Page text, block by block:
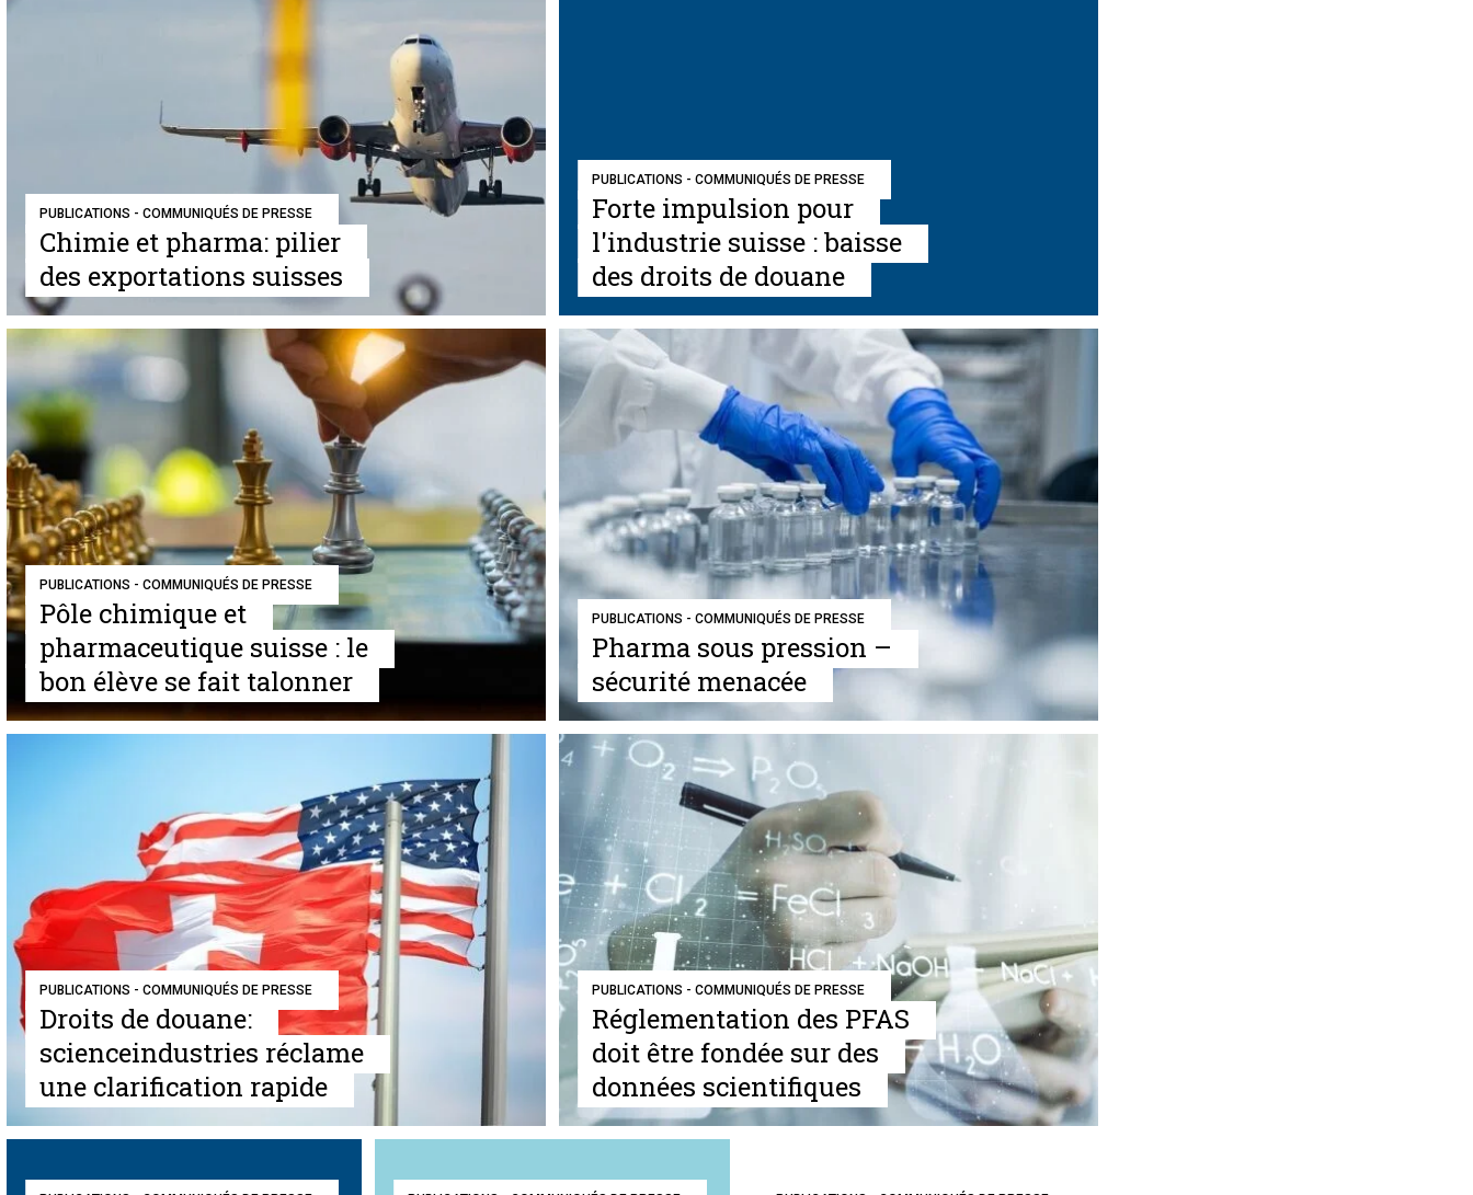
PUBLICATIONS - COMMUNIQUÉS DE PRESSE
Chimie et pharma: pilier
des exportations suisses
PUBLICATIONS - COMMUNIQUÉS DE PRESSE
Forte impulsion pour
l'industrie suisse : baisse
des droits de douane
PUBLICATIONS - COMMUNIQUÉS DE PRESSE
Pôle chimique et
pharmaceutique suisse : le
bon élève se fait talonner
PUBLICATIONS - COMMUNIQUÉS DE PRESSE
Pharma sous pression –
sécurité menacée
PUBLICATIONS - COMMUNIQUÉS DE PRESSE
Droits de douane:
scienceindustries réclame
une clarification rapide
PUBLICATIONS - COMMUNIQUÉS DE PRESSE
Réglementation des PFAS
doit être fondée sur des
données scientifiques